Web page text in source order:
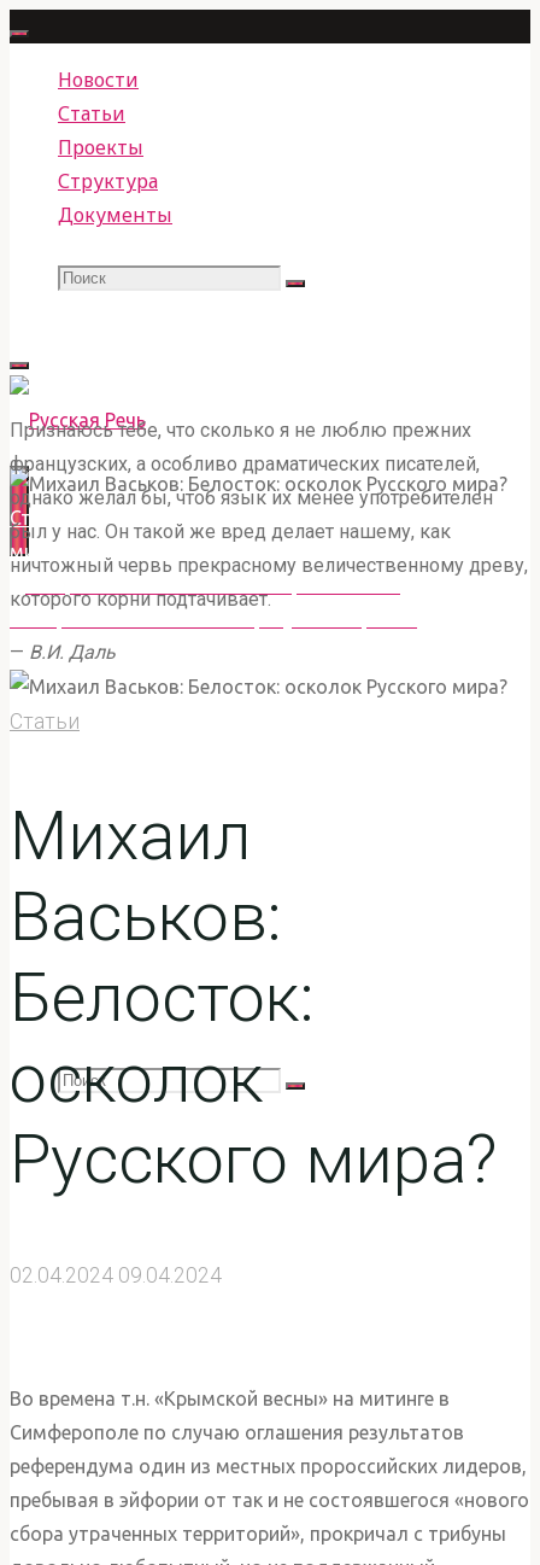
Перейти
содержимому
Новости
Статьи
Проекты
Структура
Документы
Поиск
Что
Поиск
РУССКАЯ РЕЧЬ
ОБЩЕСТВЕННОЕ ДВИЖЕНИЕ ПО ЗАЩИТЕ,
СОХРАНЕНИЮ И РАЗВИТИЮ РУССКОГО ЯЗЫКА
"РУССКАЯ РЕЧЬ"
Новости
Статьи
Проекты
Документы
Поиск
Что
искать:
Поиск
Главная
Статьи
мира?
Признаюсь тебе, что сколько я не люблю прежних
французских, а особливо драматических писателей,
однако желал бы, чтоб язык их менее употребителен
был у нас. Он такой же вред делает нашему, как
ничтожный червь прекрасному величественному древу,
которого корни подтачивает.
— В.И. Даль
Статьи
Михаил
Васьков:
Белосток:
осколок
Русского мира?
02.04.2024 09.04.2024
Во времена т.н. «Крымской весны» на митинге в
Симферополе по случаю оглашения результатов
референдума один из местных пророссийских лидеров,
пребывая в эйфории от так и не состоявшегося «нового
сбора утраченных территорий», прокричал с трибуны